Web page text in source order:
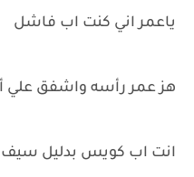
ياعمر اني كنت اب فاشل
هز عمر رأسه واشفق علي
انت اب كويس بدليل سيف